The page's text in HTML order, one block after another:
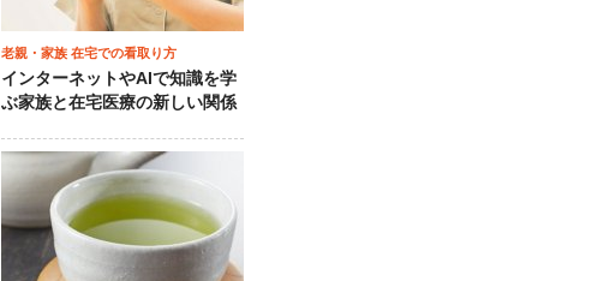
老親・家族 在宅での看取り方
インターネットやAIで知識を学
ぶ家族と在宅医療の新しい関係